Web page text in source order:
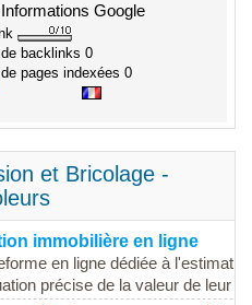
Informations Google
backlinks 0
pages indexées 0
et Bricolage -
immobilière en ligne
en ligne dédiée à
précise de la valeur de leur